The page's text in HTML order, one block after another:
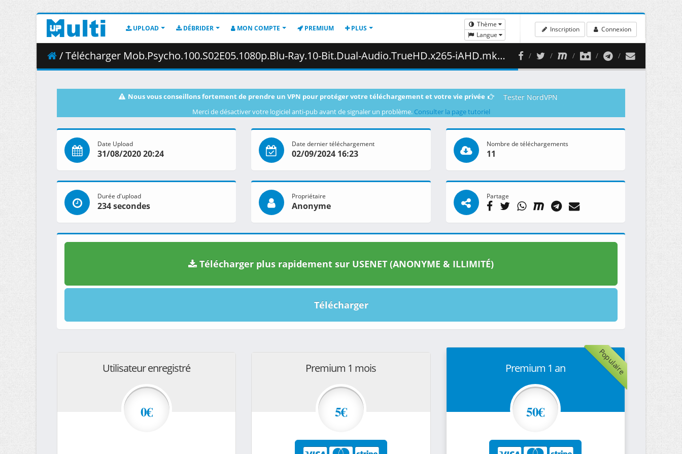
UPLOAD DÉBRIDER MON COMPTE PREMIUM PLUS
Thème
Langue
Inscription Connexion
/ Télécharger Mob.Psycho.100.S02E05.1080p.Blu-Ray.10-Bit.Dual-Audio.TrueHD.x265-iAHD.mkv.004 ( 409.93 MB )
Nous vous conseillons fortement de prendre un VPN pour protéger votre téléchargement et votre vie privée Tester NordVPN
Merci de désactiver votre logiciel anti-pub avant de signaler un problème. Consulter la page tutoriel
Date Upload
31/08/2020 20:24
Date dernier téléchargement
02/09/2024 16:23
Nombre de téléchargements
11
Durée d'upload
234 secondes
Propriétaire
Anonyme
Partage
Télécharger plus rapidement sur USENET (ANONYME & ILLIMITÉ)
Télécharger
Utilisateur enregistré
0€
Premium 1 mois
5€
Populaire
Premium 1 an
50€